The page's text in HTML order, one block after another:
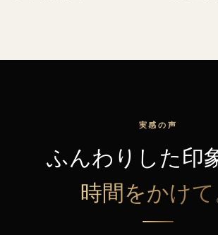
実感の声
ふんわりした印
時間をかけて